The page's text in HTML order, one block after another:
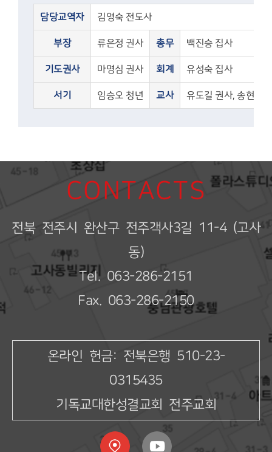
담당교역자 김영숙 전도사
부장 류은정 권사 총무 백진승 집사
기도권사 마명심 권사 회계 유성숙 집사
서기 임승오 청년 교사 유도길 권사, 송현주
CONTACTS
전북 전주시 완산구 전주객사3길 11-4 (고사
동)
Tel. 063-286-2151
Fax. 063-286-2150
온라인 헌금: 전북은행 510-23-
0315435
기독교대한성결교회 전주교회